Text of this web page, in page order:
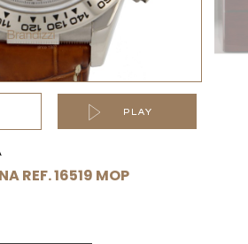
PLAY
REF. 16519 MOP